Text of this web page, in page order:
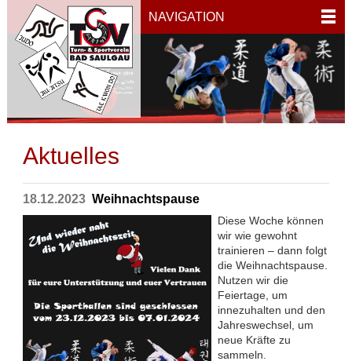
NAVIGATION
Aktuelles
18.12.2023 Weihnachtspause
Diese Woche können
wir wie gewohnt
trainieren – dann folgt
die Weihnachtspause.
Nutzen wir die
Feiertage, um
innezuhalten und den
Jahreswechsel, um
neue Kräfte zu
sammeln.